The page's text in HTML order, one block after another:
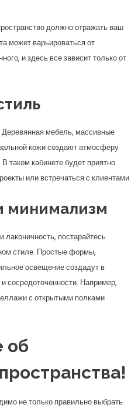
должно отражать ваш
может варьироваться от
и здесь все зависит только от
Деревянная мебель, массивные
кожи создают атмосферу
таком кабинете будет приятно
или встречаться с клиентами.
минимализм
постарайтесь
стиле. Простые формы,
освещение создадут в
сосредоточенности. Например,
с открытыми полками
об
не только правильно выбрать